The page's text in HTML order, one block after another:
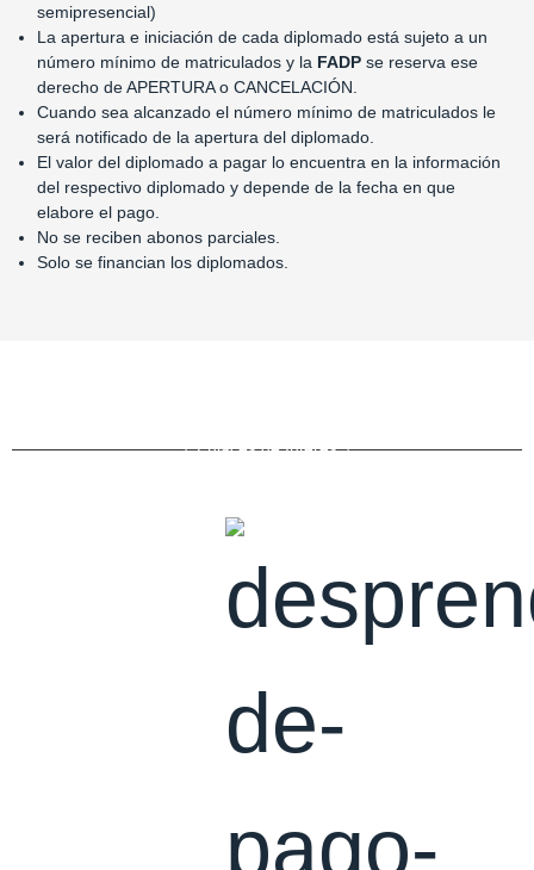
semipresencial)
La apertura e iniciación de cada diplomado está sujeto a un
número mínimo de matriculados y la FADP se reserva ese
derecho de APERTURA o CANCELACIÓN.
Cuando sea alcanzado el número mínimo de matriculados le
será notificado de la apertura del diplomado.
El valor del diplomado a pagar lo encuentra en la información
del respectivo diplomado y depende de la fecha en que
elabore el pago.
No se reciben abonos parciales.
Solo se financian los diplomados.
Enlaces de Interés